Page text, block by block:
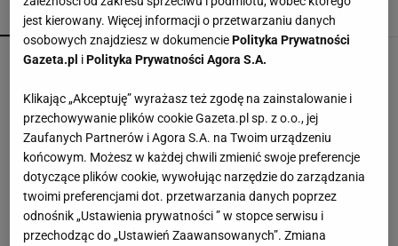
POPULARNE NAJNOWSZE
Oszuści wzięli na nią pożyczkę, bank zażądał
Polacy wskazali najlepszą pierwszą damę.
Zdeklasowała konkurencję
Dostał L4, a dzień później zwolnili go z pracy.
Teraz firma zapłaci mu 200 tys. euro
jest kierowany. Więcej informacji o przetwarzaniu danych
osobowych znajdziesz w dokumenciePolityka Prywatności
Gazeta.pl iPolityka Prywatności Agora S.A.
Klikając „Akceptuję” wyrażasz też zgodę na zainstalowanie i
przechowywanie plików cookie Gazeta.pl sp. z o.o., jej
Zaufanych Partnerów i Agora S.A. na Twoim urządzeniu
końcowym. Możesz w każdej chwili zmienić swoje preferencje
dotyczące plików cookie, wywołując narzędzie do zarządzania
twoimi preferencjami dot. przetwarzania danych poprzez
odnośnik „Ustawienia prywatności ” w stopce serwisu i
przechodząc do „Ustawień Zaawansowanych”. Zmiana